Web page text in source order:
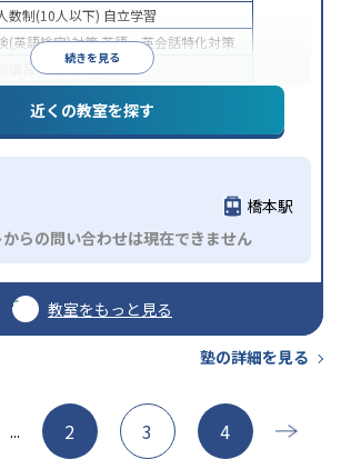
続きを見る
数制(10人以下) 自立学習
(英語検定)対策英語・英会話特化対策
節講習のみの受講可
近くの教室を探す
橋本駅
らの問い合わせは現在できません
教室をもっと見る
塾の詳細を見る
... 2 3 4